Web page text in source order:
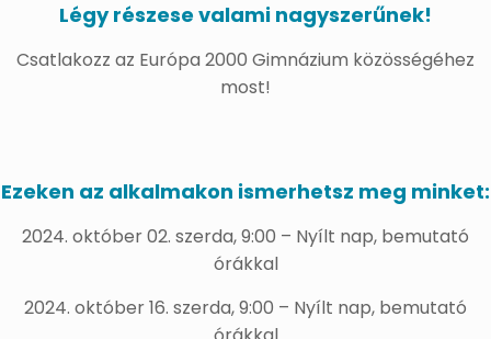
Légy részese valami nagyszerűnek!
Csatlakozz az Európa 2000 Gimnázium közösségéhez
most!
Ezeken az alkalmakon ismerhetsz meg minket:
2024. október 02. szerda, 9:00 – Nyílt nap, bemutató
órákkal
2024. október 16. szerda, 9:00 – Nyílt nap, bemutató